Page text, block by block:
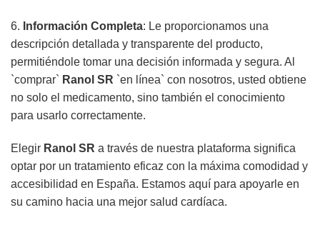
6. Información Completa: Le proporcionamos una
descripción detallada y transparente del producto,
permitiéndole tomar una decisión informada y segura. Al
`comprar` Ranol SR `en línea` con nosotros, usted obtiene
no solo el medicamento, sino también el conocimiento
para usarlo correctamente.
Elegir Ranol SR a través de nuestra plataforma significa
optar por un tratamiento eficaz con la máxima comodidad y
accesibilidad en España. Estamos aquí para apoyarle en
su camino hacia una mejor salud cardíaca.